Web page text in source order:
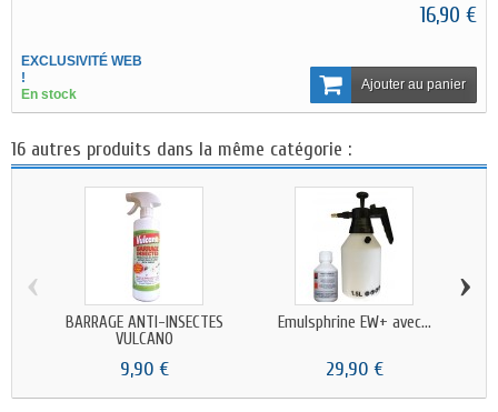
16,90 €
EXCLUSIVITÉ WEB
!
En stock
Ajouter au panier
16 autres produits dans la même catégorie :
BARRAGE ANTI-INSECTES
VULCANO
9,90 €
Emulsphrine EW+ avec...
29,90 €
‹ ›